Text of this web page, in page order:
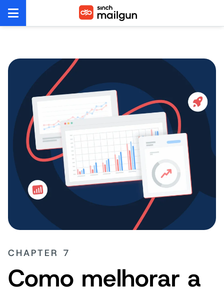
CHAPTER 7
Como melhorar a